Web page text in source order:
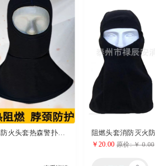
芳纶双层加厚隔森林防火头套热森警扑火头罩消防灭火阻燃透气面罩
￥20.00原价: ￥ 0.00